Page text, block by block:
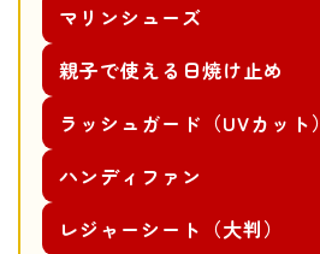
マリンシューズ
親子で使える日焼け止め
ラッシュガード（UVカット）
ハンディファン
レジャーシート（大判）